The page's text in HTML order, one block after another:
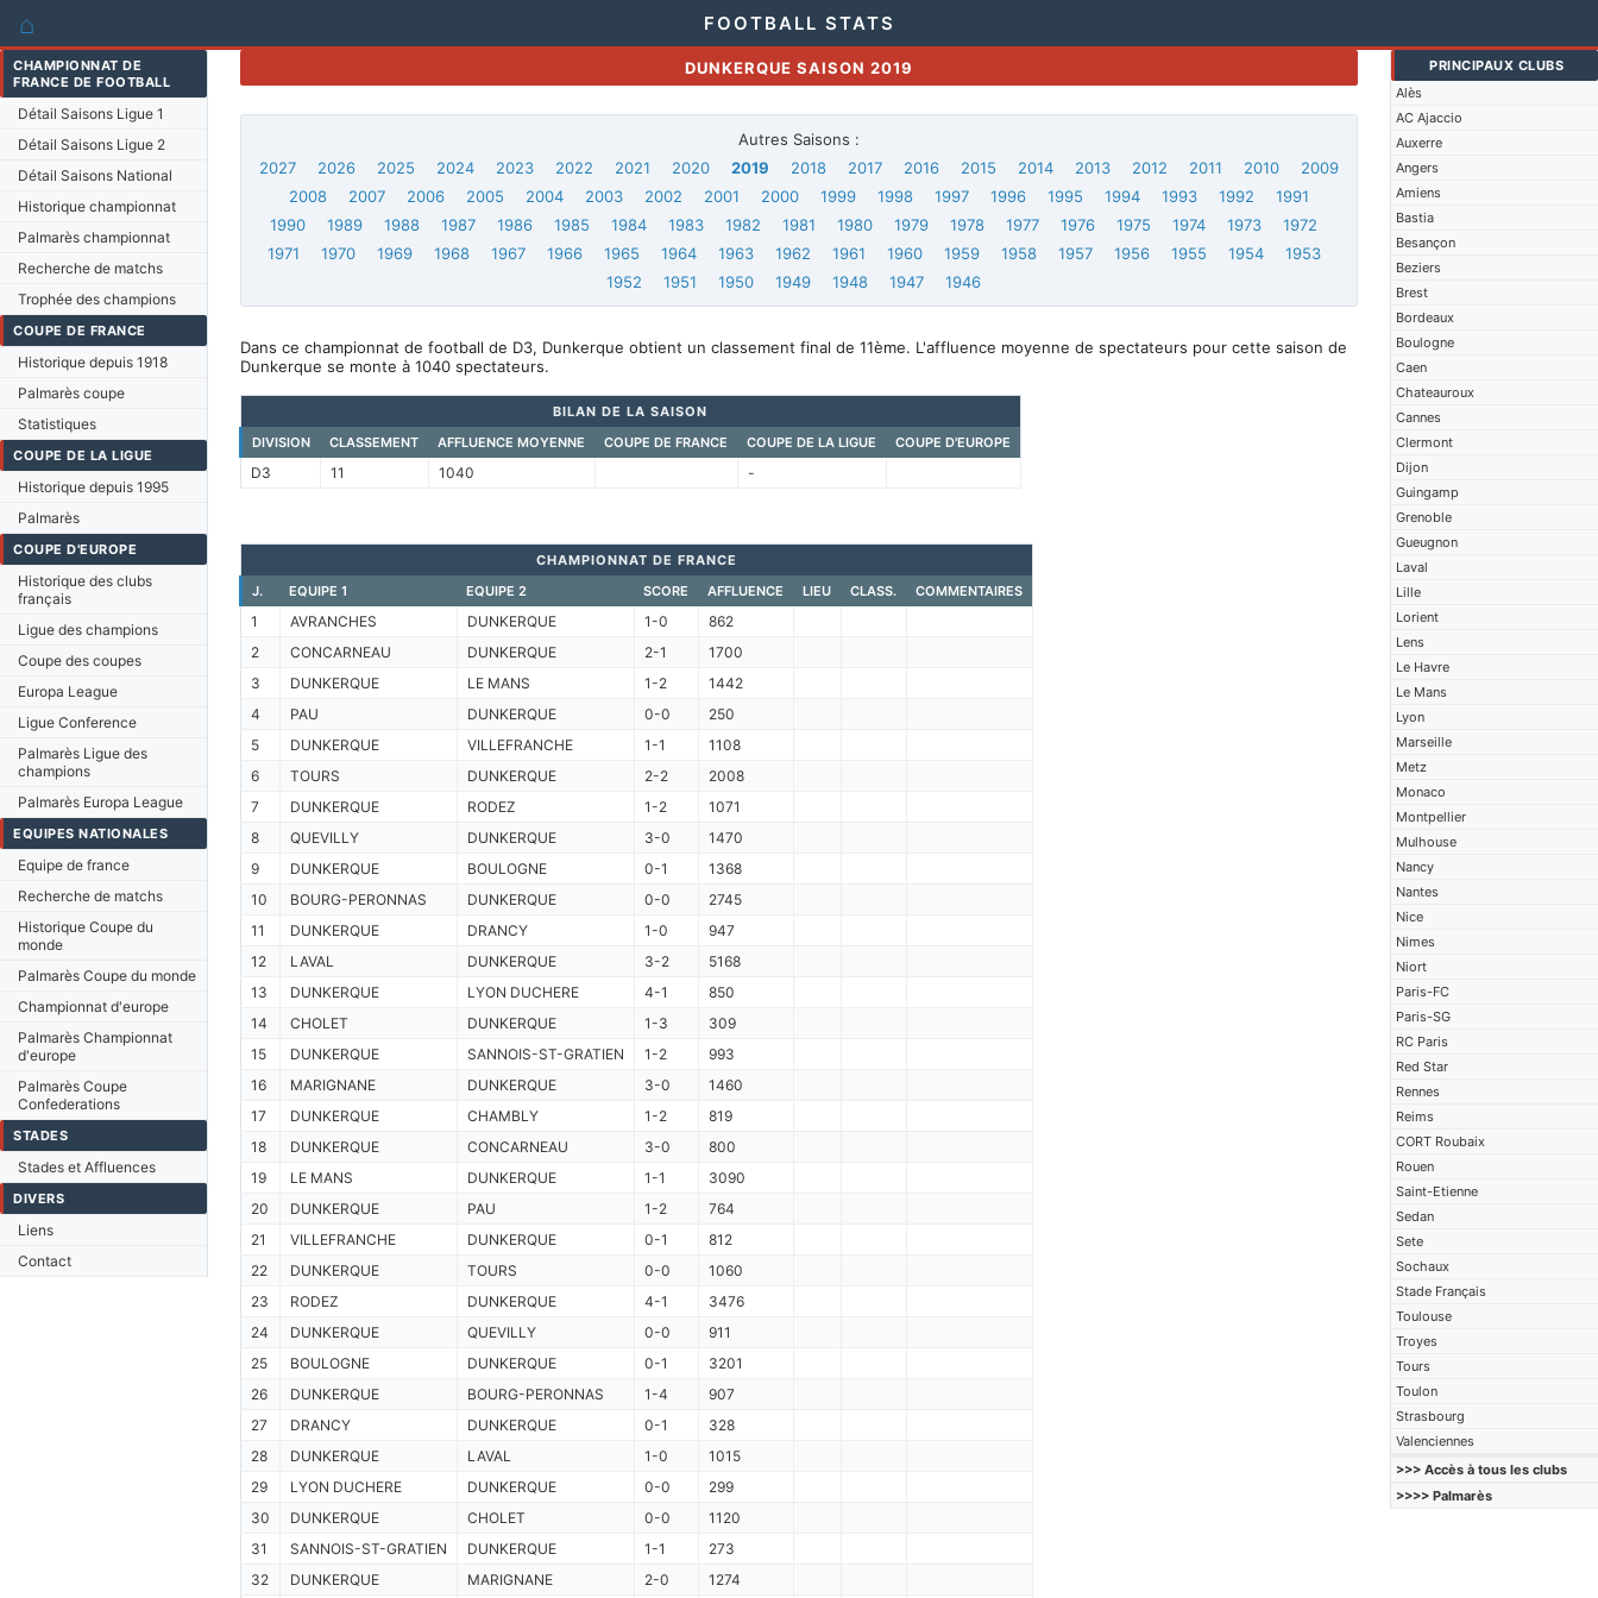
⌂ FOOTBALL STATS
CHAMPIONNAT DE
FRANCE DE FOOTBALL
Détail Saisons Ligue 1
Détail Saisons Ligue 2
Détail Saisons National
Historique championnat
Palmarès championnat
Recherche de matchs
Trophée des champions
COUPE DE FRANCE
Historique depuis 1918
Palmarès coupe
Statistiques
COUPE DE LA LIGUE
Historique depuis 1995
Palmarès
COUPE D'EUROPE
Historique des clubs
français
Ligue des champions
Coupe des coupes
Europa League
Ligue Conference
Palmarès Ligue des
champions
Palmarès Europa League
EQUIPES NATIONALES
Equipe de france
Recherche de matchs
Historique Coupe du
monde
Palmarès Coupe du monde
Championnat d'europe
Palmarès Championnat
d'europe
Palmarès Coupe
Confederations
STADES
Stades et Affluences
DIVERS
Liens
Contact
PRINCIPAUX CLUBS
Alès
AC Ajaccio
Auxerre
Angers
Amiens
Bastia
Besançon
Beziers
Brest
Bordeaux
Boulogne
Caen
Chateauroux
Cannes
Clermont
Dijon
Guingamp
Grenoble
Gueugnon
Laval
Lille
Lorient
Lens
Le Havre
Le Mans
Lyon
Marseille
Metz
Monaco
Montpellier
Mulhouse
Nancy
Nantes
Nice
Nimes
Niort
Paris-FC
Paris-SG
RC Paris
Red Star
Rennes
Reims
CORT Roubaix
Rouen
Saint-Etienne
Sedan
Sete
Sochaux
Stade Français
Toulouse
Troyes
Tours
Toulon
Strasbourg
Valenciennes
>>> Accès à tous les clubs
>>>> Palmarès
DUNKERQUE SAISON 2019
Autres Saisons :
2027
2026 2025 2024 2023 2022 2021 2020 2019 2018 2017 2016 2015 2014 2013 2012 2011 2010
2009
2008
2007 2006 2005 2004 2003 2002 2001 2000 1999 1998 1997 1996 1995 1994 1993 1992
1991
1990
1989 1988 1987 1986 1985 1984 1983 1982 1981 1980 1979 1978 1977 1976 1975 1974 1973
1972
1971
1970 1969 1968 1967 1966 1965 1964 1963 1962 1961 1960 1959 1958 1957 1956 1955 1954
1953
1952
1951 1950 1949 1948 1947 1946
Dans ce championnat de football de D3, Dunkerque obtient un classement final de 11ème. L'affluence moyenne de spectateurs pour cette saison de
Dunkerque se monte à 1040 spectateurs.
BILAN DE LA SAISON
DIVISION
CLASSEMENT AFFLUENCE MOYENNE COUPE DE FRANCE COUPE DE LA LIGUE COUPE D'EUROPE
D3 11 1040 -
CHAMPIONNAT DE FRANCE
J.
EQUIPE 1 EQUIPE 2 SCORE AFFLUENCE LIEU CLASS. COMMENTAIRES
1 AVRANCHES DUNKERQUE 1-0
862
2
CONCARNEAU DUNKERQUE 2-1
1700
3
DUNKERQUE LE MANS 1-2
1442
4
PAU DUNKERQUE 0-0
250
5
DUNKERQUE VILLEFRANCHE 1-1
1108
6
TOURS DUNKERQUE 2-2
2008
7
DUNKERQUE RODEZ 1-2
1071
8
QUEVILLY DUNKERQUE 3-0
1470
9
DUNKERQUE BOULOGNE 0-1
1368
10
BOURG-PERONNAS DUNKERQUE 0-0
2745
11
DUNKERQUE DRANCY 1-0
947
12
LAVAL DUNKERQUE 3-2
5168
13
DUNKERQUE LYON DUCHERE 4-1
850
14
CHOLET DUNKERQUE 1-3
309
15
DUNKERQUE SANNOIS-ST-GRATIEN 1-2
993
16
MARIGNANE DUNKERQUE 3-0
1460
17
DUNKERQUE CHAMBLY 1-2
819
18
DUNKERQUE CONCARNEAU 3-0
800
19
LE MANS DUNKERQUE 1-1
3090
20
DUNKERQUE PAU 1-2
764
21
VILLEFRANCHE DUNKERQUE 0-1
812
22
DUNKERQUE TOURS 0-0
1060
23
RODEZ DUNKERQUE 4-1
3476
24
DUNKERQUE QUEVILLY 0-0
911
25
BOULOGNE DUNKERQUE 0-1
3201
26
DUNKERQUE BOURG-PERONNAS 1-4
907
27
DRANCY DUNKERQUE 0-1
328
28
DUNKERQUE LAVAL 1-0
1015
29
LYON DUCHERE DUNKERQUE 0-0
299
30
DUNKERQUE CHOLET 0-0
1120
31
SANNOIS-ST-GRATIEN DUNKERQUE 1-1
273
32
DUNKERQUE MARIGNANE 2-0 1274